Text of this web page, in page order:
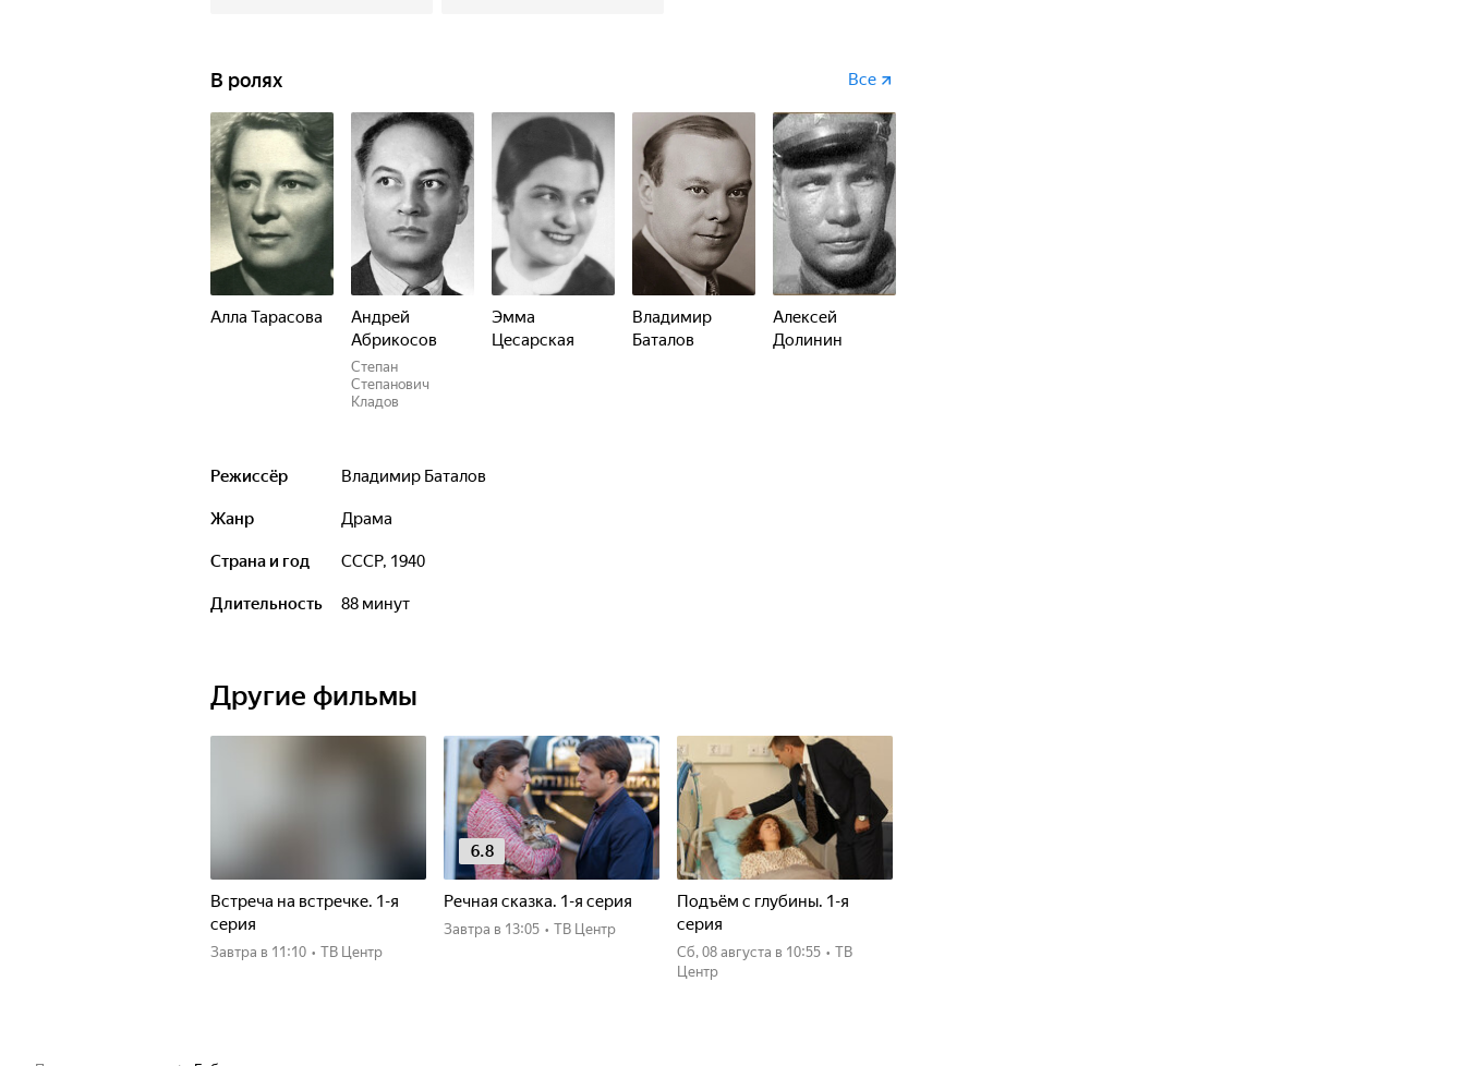
В ролях Все
Алла Тарасова
Андрей
Абрикосов
Степан
Степанович
Кладов
Эмма
Цесарская
Владимир
Баталов
Алексей
Долинин
Режиссёр Владимир Баталов
Жанр драма
Страна и год СССР, 1940
Длительность 88 минут
Другие фильмы
Встреча на встречке. 1-я
серия
Завтра в 11:10 • ТВ Центр
6.8
Речная сказка. 1-я серия
Завтра в 13:05 • ТВ Центр
Подъём с глубины. 1-я
серия
сб, 08 августа в 10:55 • ТВ
Центр